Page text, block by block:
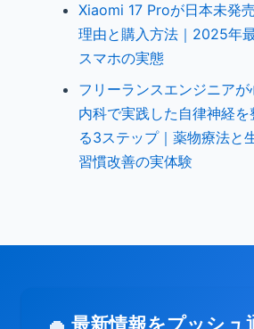
Xiaomi 17 Proが日本未発
理由と購入方法｜2025年
スマホの実態
フリーランスエンジニアが
内科で実践した自律神経を
る3ステップ｜薬物療法と
習慣改善の実体験
最新情報をプッシュ